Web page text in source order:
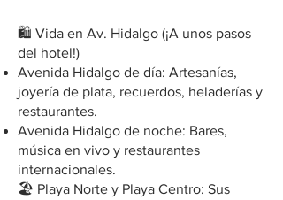
🛍️ Vida en Av. Hidalgo (¡A unos pasos
del hotel!)
Avenida Hidalgo de día: Artesanías,
joyería de plata, recuerdos, heladerías y
restaurantes.
Avenida Hidalgo de noche: Bares,
música en vivo y restaurantes
internacionales.
🏖️ Playa Norte y Playa Centro: Sus